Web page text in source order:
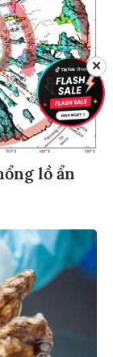
lồ ẩn
✕